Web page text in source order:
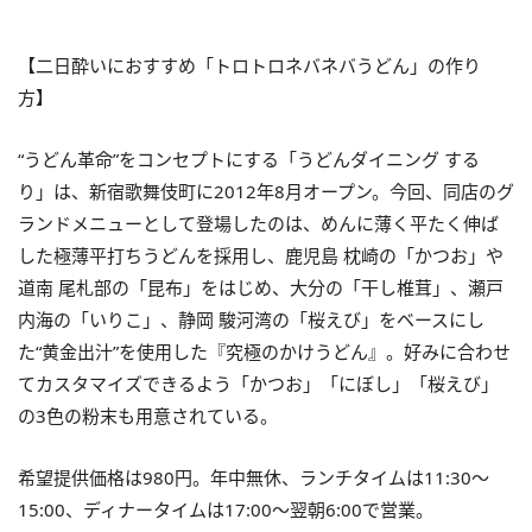
【二日酔いにおすすめ「トロトロネバネバうどん」の作り
方】
“うどん革命”をコンセプトにする「うどんダイニング する
り」は、新宿歌舞伎町に2012年8月オープン。今回、同店のグ
ランドメニューとして登場したのは、めんに薄く平たく伸ば
した極薄平打ちうどんを採用し、鹿児島 枕崎の「かつお」や
道南 尾札部の「昆布」をはじめ、大分の「干し椎茸」、瀬戸
内海の「いりこ」、静岡 駿河湾の「桜えび」をベースにし
た“黄金出汁”を使用した『究極のかけうどん』。好みに合わせ
てカスタマイズできるよう「かつお」「にぼし」「桜えび」
の3色の粉末も用意されている。
希望提供価格は980円。年中無休、ランチタイムは11:30～
15:00、ディナータイムは17:00～翌朝6:00で営業。